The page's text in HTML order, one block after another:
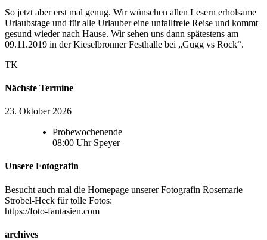
So jetzt aber erst mal genug. Wir wünschen allen Lesern erholsame
Urlaubstage und für alle Urlauber eine unfallfreie Reise und kommt
gesund wieder nach Hause. Wir sehen uns dann spätestens am
09.11.2019 in der Kieselbronner Festhalle bei „Gugg vs Rock“.
TK
Nächste Termine
23. Oktober 2026
Probewochenende
08:00 Uhr Speyer
Unsere Fotografin
Besucht auch mal die Homepage unserer Fotografin Rosemarie
Strobel-Heck für tolle Fotos:
https://foto-fantasien.com
archives